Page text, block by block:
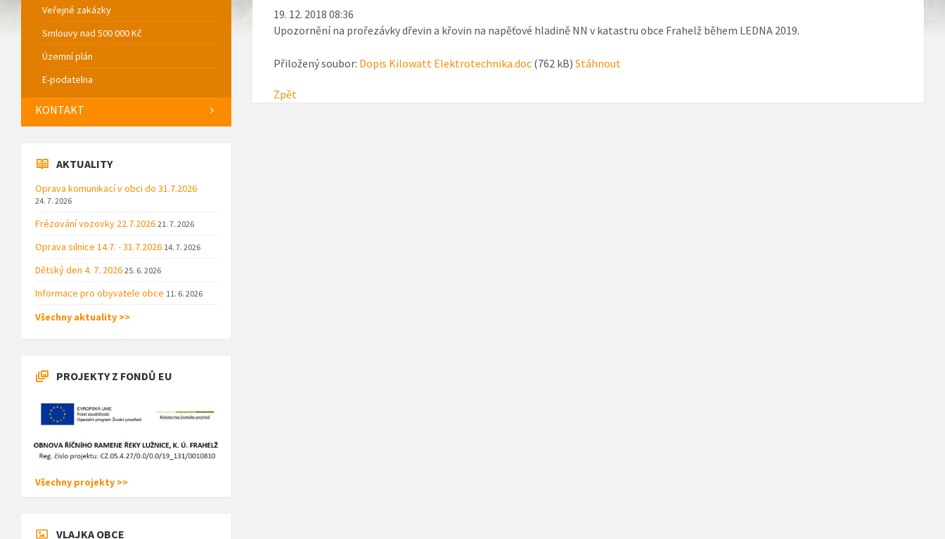
19. 12. 2018 08:36
Upozornění na prořezávky dřevin a křovin na napěťové hladině NN v katastru obce Frahelž během LEDNA 2019.
Přiložený soubor: Dopis Kilowatt Elektrotechnika.doc(762 kB) Stáhnout
Zpět
Veřejné zakázky
Smlouvy nad 500 000 Kč
Územní plán
E-podatelna
KONTAKT
AKTUALITY
Oprava komunikací v obci do 31.7.2026
24. 7. 2026
Frézování vozovky 22.7.2026 21. 7. 2026
Oprava silnice 14.7. - 31.7.2026 14. 7. 2026
Dětský den 4. 7. 2026 25. 6. 2026
Informace pro obyvatele obce 11. 6. 2026
Všechny aktuality >>
PROJEKTY Z FONDŮ EU
Všechny projekty >>
VLAJKA OBCE